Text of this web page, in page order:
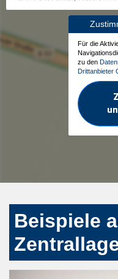
Für die
zu den
Drittanbieter
Beispiele